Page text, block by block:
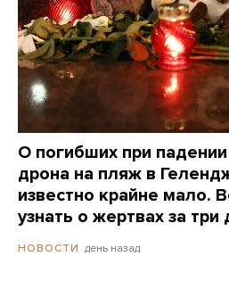
О погибших при падении
дрона на пляж в
известно крайне мало.
узнать о жертвах за три
НОВОСТИ день назад